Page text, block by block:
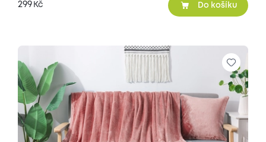
299 Kč Do košíku